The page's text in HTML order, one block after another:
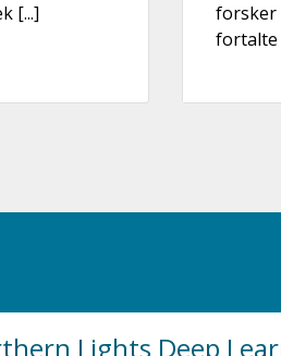
[...]
forsker
fortalte
Lights Deep